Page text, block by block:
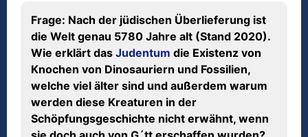
Frage: Nach der jüdischen Überlieferung ist
die Welt genau 5780 Jahre alt (Stand 2020).
Wie erklärt das Judentum die Existenz von
Knochen von Dinosauriern und Fossilien,
welche viel älter sind und außerdem warum
werden diese Kreaturen in der
Schöpfungsgeschichte nicht erwähnt, wenn